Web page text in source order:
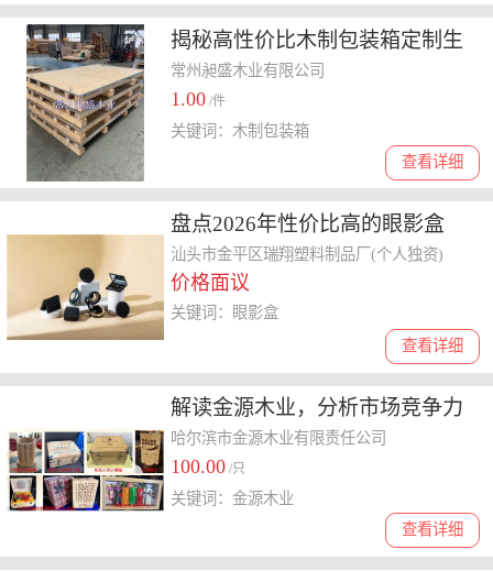
揭秘高性价比木制包装箱定制生
产厂，哪家价格更合理
常州昶盛木业有限公司
1.00 /件
查看详细
关键词：木制包装箱
盘点2026年性价比高的眼影盒
厂，来图按需定制服务大揭秘
汕头市金平区瑞翔塑料制品厂(个人独资)
价格面议
查看详细
关键词：眼影盒
解读金源木业，分析市场竞争力
与价格是否划算
哈尔滨市金源木业有限责任公司
100.00 /只
查看详细
关键词：金源木业